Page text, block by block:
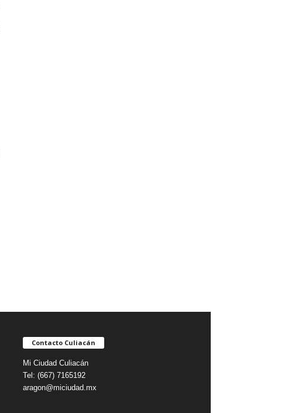
Contacto Culiacán
Mi Ciudad Culiacán
Tel: (667) 7165192
aragon@miciudad.mx